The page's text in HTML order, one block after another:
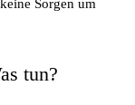
Sorgen um
tun?